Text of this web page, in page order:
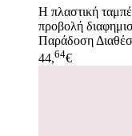
Η πλαστική
προβολή
Παράδοση
44,64€